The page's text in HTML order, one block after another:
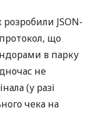
JSON-
що
в парку
не
(у разі
чека на